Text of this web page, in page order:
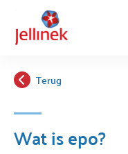
Terug
Wat is epo?